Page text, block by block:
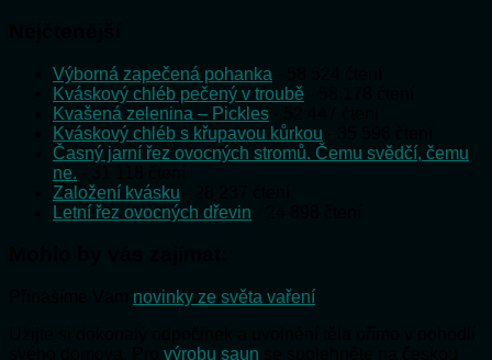
Výborná zapečená pohanka
Kváskový chléb pečený v troubě
Kvašená zelenina – Pickles
Kváskový chléb s křupavou kůrkou
Časný jarní řez ovocných stromů. Čemu svědčí, čemu
ne.
Založení kvásku
Letní řez ovocných dřevin
novinky ze světa vaření
výrobu saun